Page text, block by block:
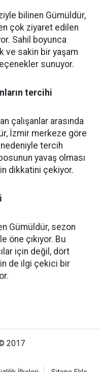
bilinen Gümüldür,
çok ziyaret edilen
Sahil boyunca
ve sakin bir yaşam
sunuyor.
tercihi
çalışanlar arasında
İzmir merkeze göre
tercih
yavaş olması
dikkatini çekiyor.
Gümüldür, sezon
öne çıkıyor. Bu
için değil, dört
de ilgi çekici bir
2017